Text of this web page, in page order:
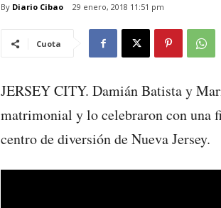
By Diario Cibao 29 enero, 2018 11:51 pm
Cuota
JERSEY CITY. Damián Batista y
matrimonial y lo celebraron con una
centro de diversión de Nueva Jersey.